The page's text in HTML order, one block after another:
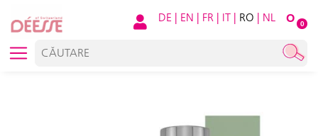
O 0
DE | EN | FR | IT | RO | NL